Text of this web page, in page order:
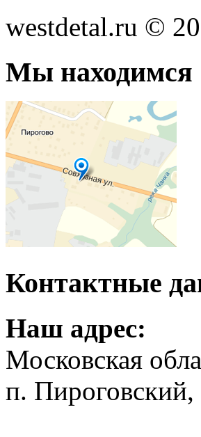
westdetal.ru ©
Мы находимся
Контактные
Наш адрес:
Московская
п.